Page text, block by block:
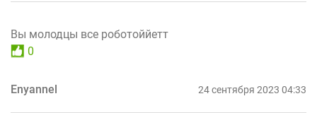
Вы молодцы все роботоййетт
0
Enyannel 24 сентября 2023 04:33